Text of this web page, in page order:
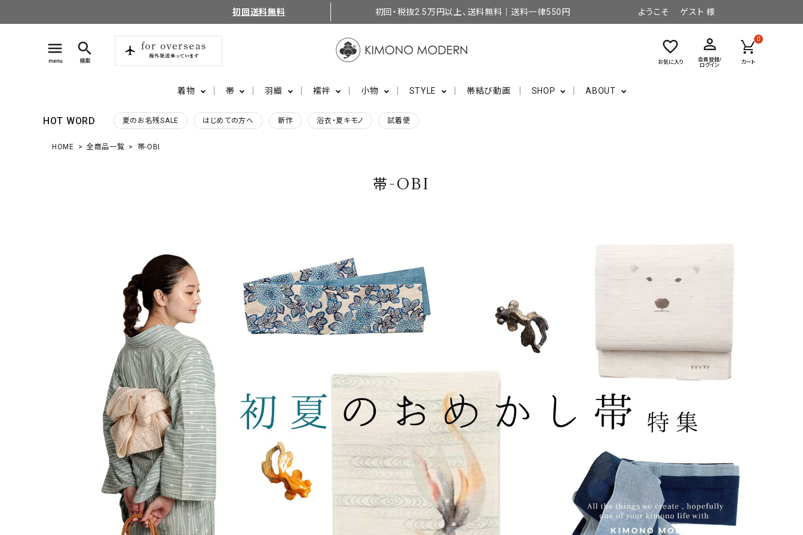
初回送料無料 初回・税抜2.5万円以上、送料無料｜送料一律550円 ようこそ ゲスト 様
menu
menu
search
検索
favorite_border
お気に入り
perm_identity
会員登録/
ログイン
0
カート
着物 帯 羽織 襦袢 小物 STYLE 帯結び動画 SHOP ABOUT
HOT WORD 夏のお名残SALE はじめての方へ 新作 浴衣・夏キモノ 試着便
HOME 全商品一覧 帯-OBI
帯-OBI